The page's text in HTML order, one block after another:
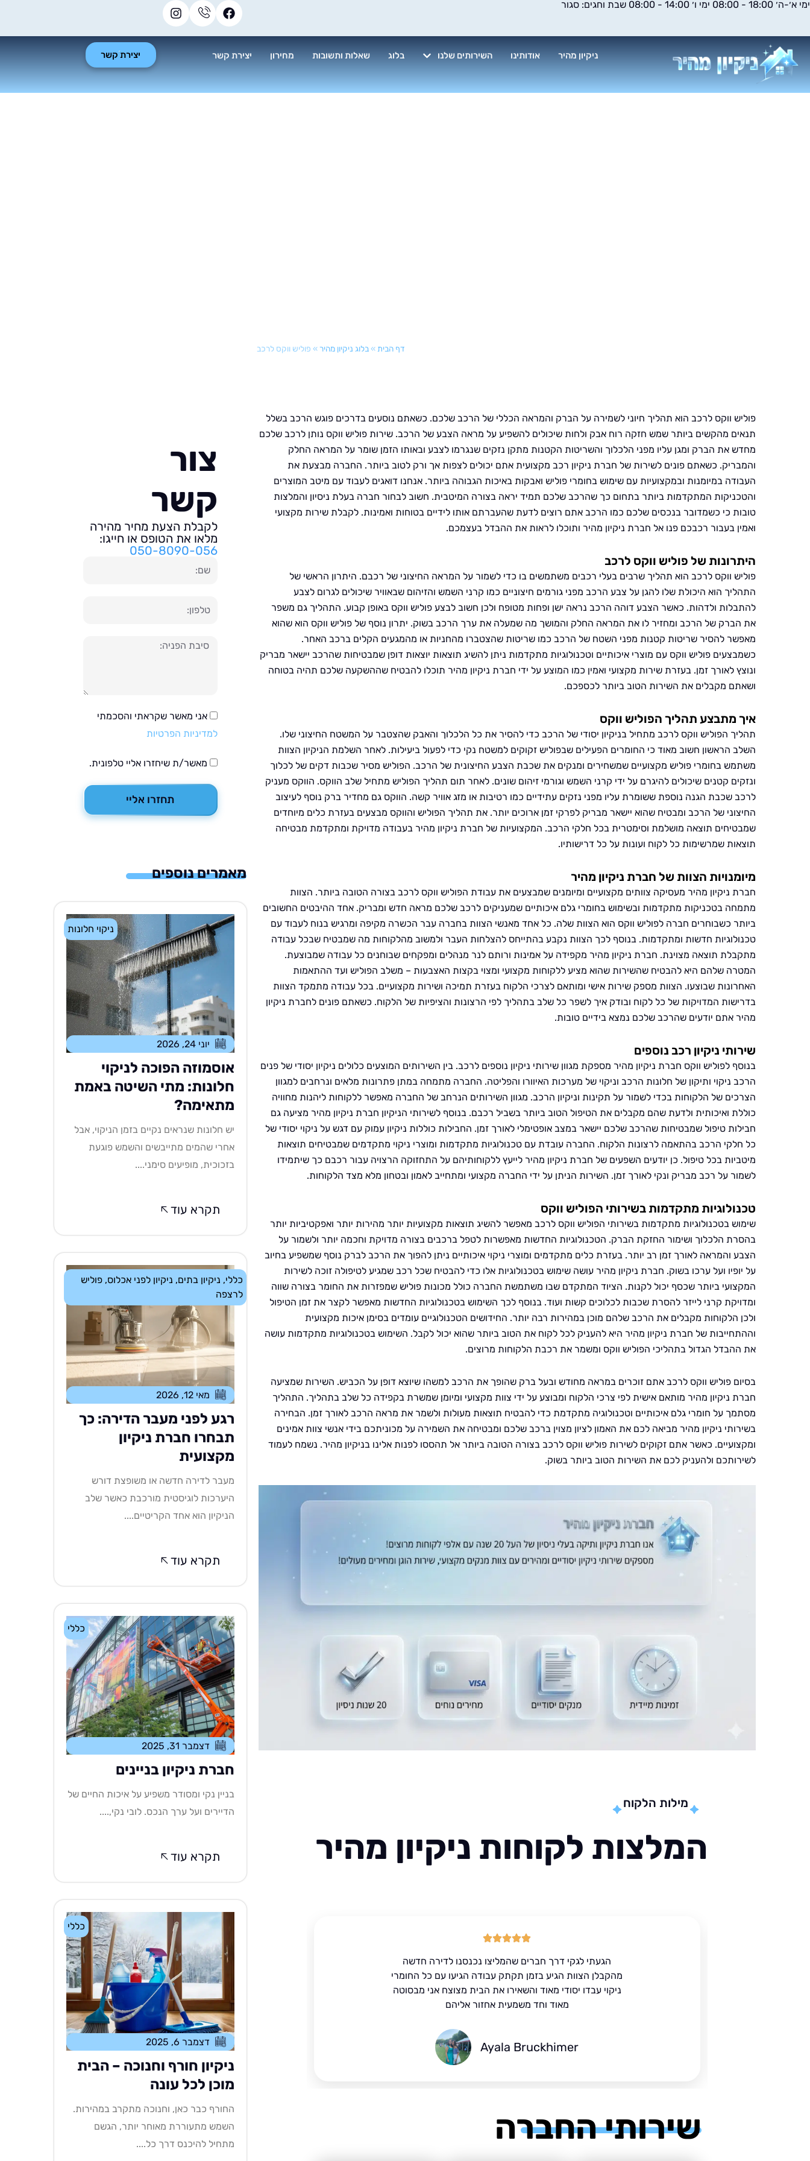
דילוג
ימי א׳-ה׳ 18:00 - 08:00 ימי ו׳ 14:00 - 08:00 שבת וחגים: סגור
ניקיון מהיר אודותינו השירותים שלנו בלוג שאלות ותשובות מחירון יצירת קשר יצירת קשר
דף הבית »בלוג ניקיון מהיר» פוליש ווקס לרכב
פוליש ווקס לרכב הוא תהליך חיוני לשמירה על הברק והמראה הכללי של הרכב שלכם. כשאתם נוסעים בדרכים פוגש הרכב בשלל
תנאים מהקשים ביותר שמש חזקה רוח אבק ולחות שיכולים להשפיע על מראה הצבע של הרכב. שירות פוליש ווקס נותן לרכב שלכם
מחדש את הברק ומגן עליו מפני הלכלוך והשריטות הקטנות מתקן נזקים שנגרמו לצבע ובאותו הזמן שומר על המראה החלק
והמבריק. כשאתם פונים לשירות של חברת ניקיון רכב מקצועית אתם יכולים לצפות אך ורק לטוב ביותר. החברה מבצעת את
העבודה במיומנות ובמקצועיות עם שימוש בחומרי פוליש ואבקות באיכות הגבוהה ביותר. אנחנו דואגים לעבוד עם מיטב המוצרים
והטכניקות המתקדמות ביותר בתחום כך שהרכב שלכם תמיד יראה בצורה המיטבית. חשוב לבחור חברה בעלת ניסיון והמלצות
טובות כי כשמדובר בנכסים שלכם כמו הרכב אתם רוצים לדעת שהעברתם אותו לידיים בטוחות ואמינות. לקבלת שירות מקצועי
ואמין בעבור רכבכם פנו אל חברת ניקיון מהיר ותוכלו לראות את ההבדל בעצמכם.
היתרונות של פוליש ווקס לרכב
פוליש ווקס לרכב הוא תהליך שרבים בעלי רכבים משתמשים בו כדי לשמור על המראה החיצוני של רכבם. היתרון הראשי של
התהליך הוא היכולת שלו להגן על צבע הרכב מפני גורמים חיצוניים כמו קרני השמש והזיהום שבאוויר שיכולים לגרום לצבע
להתבלות ולדהות. כאשר הצבע דוהה הרכב נראה ישן ופחות מטופח ולכן חשוב לבצע פוליש ווקס באופן קבוע. התהליך גם משפר
את הברק של הרכב ומחזיר לו את המראה החלק והמושך מה שמעלה את ערך הרכב בשוק. יתרון נוסף של פוליש ווקס הוא שהוא
מאפשר להסיר שריטות קטנות מפני השטח של הרכב כמו שריטות שהצטברו מהחניות או מהמגעים הקלים ברכב האחר.
כשמבצעים פוליש ווקס עם מוצרי איכותיים וטכנולוגיות מתקדמות ניתן להשיג תוצאות יוצאות דופן שמבטיחות שהרכב יישאר מבריק
ונוצץ לאורך זמן. בעזרת שירות מקצועי ואמין כמו המוצע על ידי חברת ניקיון מהיר תוכלו להבטיח שההשקעה שלכם תהיה בטוחה
ושאתם מקבלים את השירות הטוב ביותר לכספכם.
איך מתבצע תהליך הפוליש ווקס
תהליך הפוליש ווקס לרכב מתחיל בניקיון יסודי של הרכב כדי להסיר את כל הלכלוך והאבק שהצטבר על המשטח החיצוני שלו.
השלב הראשון חשוב מאוד כי החומרים הפעילים שבפוליש זקוקים למשטח נקי כדי לפעול ביעילות. לאחר השלמת הניקיון הצוות
משתמש בחומרי פוליש מקצועיים שמשחירים ומנקים את שכבת הצבע החיצונית של הרכב. הפוליש מסיר שכבות דקים של לכלוך
ונזקים קטנים שיכולים להיגרם על ידי קרני השמש וגורמי זיהום שונים. לאחר תום תהליך הפוליש מתחיל שלב הווקס. הווקס מעניק
לרכב שכבת הגנה נוספת ששומרת עליו מפני נזקים עתידיים כמו רטיבות או מזג אוויר קשה. הווקס גם מחדיר ברק נוסף לעיצוב
החיצוני של הרכב ומבטיח שהוא יישאר מבריק לפרקי זמן ארוכים יותר. את תהליך הפוליש והווקס מבצעים בעזרת כלים מיוחדים
שמבטיחים תוצאה מושלמת וסימטרית בכל חלקי הרכב. המקצועיות של חברת ניקיון מהיר בעבודה מדויקת ומתקדמת מבטיחה
תוצאות שמרשימות כל לקוח ועונות על כל דרישותיו.
מיומנויות הצוות של חברת ניקיון מהיר
חברת ניקיון מהיר מעסיקה צוותים מקצועיים ומיומנים שמבצעים את עבודת הפוליש ווקס לרכב בצורה הטובה ביותר. הצוות
מתמחה בטכניקות מתקדמות ובשימוש בחומרי גלם איכותיים שמעניקים לרכב שלכם מראה חדש ומבריק. אחד ההיבטים החשובים
ביותר כשבוחרים חברה לפוליש ווקס הוא הצוות שלה. כל אחד מאנשי הצוות בחברה עבר הכשרה מקיפה ומרגיש בנוח לעבוד עם
טכנולוגיות חדשות ומתקדמות. בנוסף לכך הצוות נקבע בהתייחס להצלחות העבר ולמשוב מהלקוחות מה שמבטיח שבכל עבודה
מתקבלת תוצאה מצוינת. חברת ניקיון מהיר מקפידה על אמינות ורותם לנר מנהלים ומפקחים שבוחנים כל עבודה שמבוצעת.
המטרה שלהם היא להבטיח שהשירות שהוא מציע ללקוחות מקצועי ומצוי בקצות האצבעות – משלב הפוליש ועד ההתאמות
האחרונות שבוצעו. הצוות מספק שירות אישי ומותאם לצרכי הלקוח בעזרת תמיכה ושירות מקצועיים. בכל עבודה מתמקד הצוות
בדרישות המדויקות של כל לקוח ובודק איך לשפר כל שלב בתהליך לפי הרצונות והציפיות של הלקוח. כשאתם פונים לחברת ניקיון
מהיר אתם יודעים שהרכב שלכם נמצא בידיים טובות.
שירותי ניקיון רכב נוספים
בנוסף לפוליש ווקס חברת ניקיון מהיר מספקת מגוון שירותי ניקיון נוספים לרכב. בין השירותים המוצעים כלולים ניקיון יסודי של פנים
הרכב ניקוי ותיקון של חלונות הרכב וניקוי של מערכות האיוורו והפליטה. החברה מתמחה במתן פתרונות מלאים ונרחבים למגוון
הצרכים של הלקוחות בכדי לשמור על תקינות וניקיון הרכב. מגוון השירותים הנרחב של החברה מאפשר ללקוחות ליהנות מחוויה
כוללת ואיכותית ולדעת שהם מקבלים את הטיפול הטוב ביותר בשביל רכבם. בנוסף לשירותי הניקיון חברת ניקיון מהיר מציעה גם
חבילות טיפול שמבטיחות שהרכב שלכם יישאר במצב אופטימלי לאורך זמן. החבילות כוללות ניקיון עמוק עם דגש על ניקוי יסודי של
כל חלקי הרכב בהתאמה לרצונות הלקוח. החברה עובדת עם טכנולוגיות מתקדמות ומוצרי ניקוי מתקדמים שמבטיחים תוצאות
מיטביות בכל טיפול. כן יודעים השפעים של חברת ניקיון מהיר לייעץ ללקוחותיהם על התחזוקה הרצויה עבור רכבם כך שיתמידו
לשמור על רכב מבריק ונקי לאורך זמן. השירות הניתן על ידי החברה מקצועי ומתחייב לאמון ובטחון מלא מצד הלקוחות.
טכנולוגיות מתקדמות בשירותי הפוליש ווקס
שימוש בטכנולוגיות מתקדמות בשירותי הפוליש ווקס לרכב מאפשר להשיג תוצאות מקצועיות יותר מהירות יותר ואפקטיביות יותר
בהסרת הלכלוך ושימור החזקת הברק. הטכנולוגיות החדשות מאפשרות לטפל ברכבים בצורה מדויקת וחכמה יותר ולשמור על
הצבע והמראה לאורך זמן רב יותר. בעזרת כלים מתקדמים ומוצרי ניקוי איכותיים ניתן להפוך את הרכב לברק נוסף שמשפיע בחיוב
על יופיו ועל ערכו בשוק. חברת ניקיון מהיר עושה שימוש בטכנולוגיות אלו כדי להבטיח שכל רכב שמגיע לטיפולה זוכה לשירות
המקצועי ביותר שכסף יכול לקנות. הציוד המתקדם שבו משתמשת החברה כולל מכונות פוליש שמפזרות את החומר בצורה שווה
ומדויקת קרני לייזר להסרת שכבות לכלוכים קשות ועוד. בנוסף לכך השימוש בטכנולוגיות החדשות מאפשר לקצר את זמן הטיפול
ולכן הלקוחות מקבלים את הרכב שלהם מוכן במהירות רבה יותר. החידושים הטכנולוגיים עומדים בסימן איכות מקצועית
וההתחייבות של חברת ניקיון מהיר היא להעניק לכל לקוח את הטוב ביותר שהוא יכול לקבל. השימוש בטכנולוגיות מתקדמות עושה
את ההבדל הגדול בתהליכי הפוליש ווקס ומשמר את רכבת הלקוחות מרוצים.
בסיום פוליש ווקס לרכב אתם זוכרים במראה מחודש ובעל ברק שהופך את הרכב למשהו שיוצא דופן על הכביש. השירות שמציעה
חברת ניקיון מהיר מותאם אישית לפי צרכי הלקוח ומבוצע על ידי צוות מקצועי ומיומן שמשרת בקפידה כל שלב בתהליך. התהליך
מסתמך על חומרי גלם איכותיים וטכנולוגיה מתקדמת כדי להבטיח תוצאות מעולות ולשמר את מראה הרכב לאורך זמן. הבחירה
בשירותי ניקיון מהיר מביאה לכם את האמון לציון מצוין ברכב שלכם ומבטיחה את השמירה על מכוניתכם בידי אנשי צוות אמינים
ומקצועיים. כאשר אתם זקוקים לשירות פוליש ווקס לרכב בצורה הטובה ביותר אל תהססו לפנות אלינו בניקיון מהיר. נשמח לעמוד
לשירותכם ולהעניק לכם את השירות הטוב ביותר בשוק.
מילות הלקוח
המלצות לקוחות ניקיון מהיר
הגעתי לגקי דרך חברים שהמליצו נכנסנו לדירה חדשה
מהקבלן הצוות הגיע בזמן תקתק עבודה הגיעו עם כל החומרי
ניקוי עבדו יסודי מאוד והשאירו את הבית מצוצח אני מבסוטה
מאוד וחד משמעית אחזור אליהם
Ayala Bruckhimer
שירותי החברה
צור
קשר
לקבלת הצעת מחיר מהירה
מלאו את הטופס או חייגו:
050-8090-056
טלפון
הודעה
אני מאשר שקראתי והסכמתי
למדיניות הפרטיות
מאשר/ת שיחזרו אליי טלפונית.
תחזרו אליי
מאמרים נוספים
ניקוי חלונות
יוני 24, 2026
אוסמוזה הפוכה לניקוי
חלונות: מתי השיטה באמת
מתאימה?
יש חלונות שנראים נקיים בזמן הניקוי, אבל
אחרי שהמים מתייבשים והשמש פוגעת
בזכוכית, מופיעים סימני....
תקרא עוד
כללי, ניקיון בתים, ניקיון לפני אכלוס,פוליש
לרצפה
מאי 12, 2026
רגע לפני מעבר הדירה: כך
תבחרו חברת ניקיון
מקצועית
מעבר לדירה חדשה או משופצת דורש
היערכות לוגיסטית מורכבת כאשר שלב
הניקיון הוא אחד הקריטיים....
תקרא עוד
כללי
דצמבר 31, 2025
חברת ניקיון בניינים
בניין נקי ומסודר משפיע על איכות החיים של
הדיירים ועל ערך הנכס. לובי נקי,....
תקרא עוד
כללי
דצמבר 6, 2025
ניקיון חורף וחנוכה – הבית
מוכן לכל עונה
החורף כבר כאן, וחנוכה מתקרב במהירות.
השמש מתעוררת מאוחר יותר, הגשם
מתחיל להיכנס דרך כל....